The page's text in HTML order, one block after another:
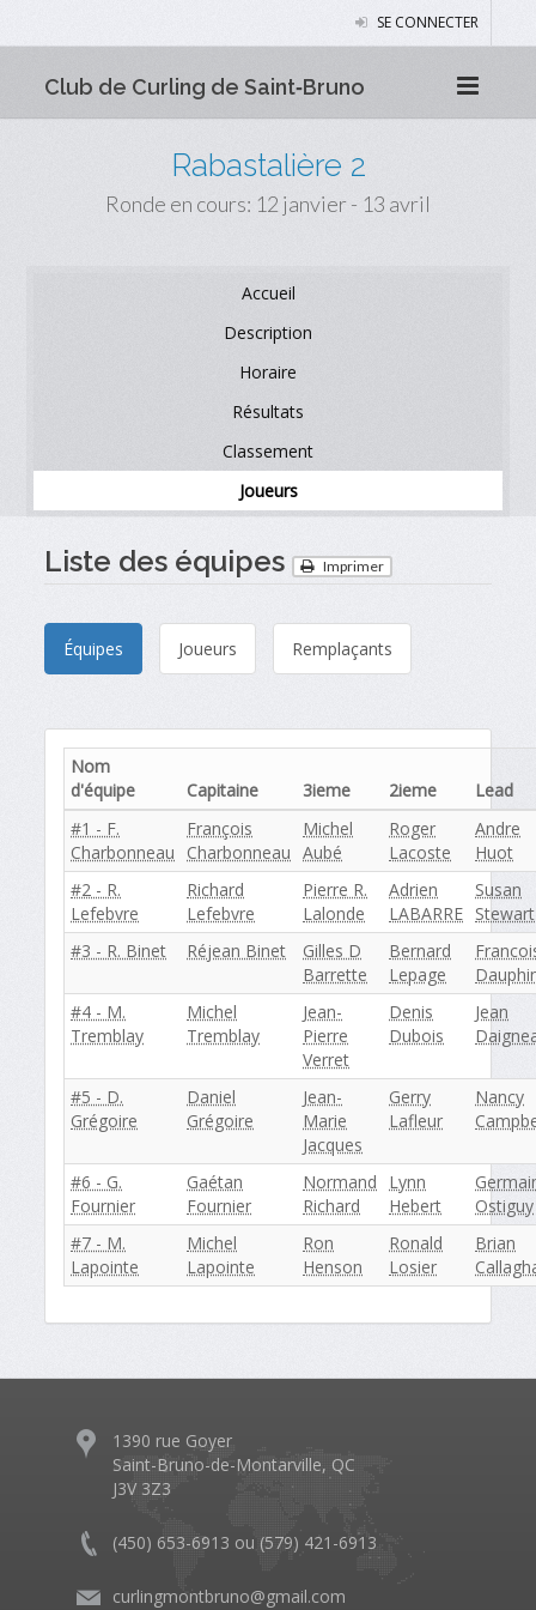
SE CONNECTER
Club de Curling de Saint‑Bruno
Rabastalière 2
Ronde en cours: 12 janvier - 13 avril
Accueil
Description
Horaire
Résultats
Classement
Joueurs
Liste des équipes Imprimer
Équipes Joueurs Remplaçants
Nom
d'équipe
Capitaine 3ieme 2ieme
Lead
#1 - F.
Charbonneau
François
Charbonneau
Michel
Aubé
Roger
Lacoste
Andre
Huot
#2 - R.
Lefebvre
Richard
Lefebvre
Pierre R.
Lalonde
Adrien
LABARRE
Susan
Stewart
#3 - R. Binet
Réjean Binet
Gilles D
Barrette
Bernard
Lepage
#4 - M.
Tremblay
Michel
Tremblay
Jean-
Pierre
Verret
Denis
Dubois
Jean
#5 - D.
Grégoire
Daniel
Grégoire
Jean-
Marie
Jacques
Gerry
Lafleur
Nancy
#6 - G.
Fournier
Gaétan
Fournier
Normand
Richard
Lynn
Hebert
Ostiguy
#7 - M.
Lapointe
Michel
Lapointe
Ron
Henson
Ronald
Losier
Brian
1390 rue Goyer
Saint-Bruno-de-Montarville, QC
J3V 3Z3
(450) 653-6913 ou (579) 421-6913
curlingmontbruno@gmail.com